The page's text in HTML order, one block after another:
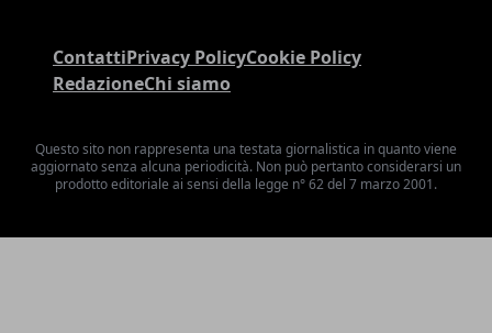
ContattiPrivacy PolicyCookie Policy
RedazioneChi siamo
Questo sito non rappresenta una testata giornalistica in quanto viene
aggiornato senza alcuna periodicità. Non può pertanto considerarsi un
prodotto editoriale ai sensi della legge n° 62 del 7 marzo 2001.